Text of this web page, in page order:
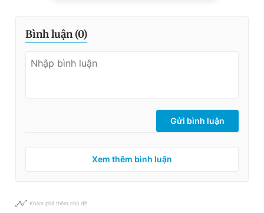
Bình luận (0)
Gửi bình luận
Xem thêm bình luận
Khám phá thêm chủ đề